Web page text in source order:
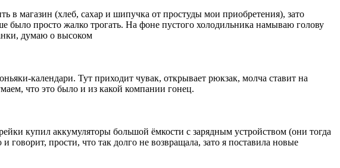
в магазин (хлеб, сахар и шипучка от простуды мои приобретения), зато
было просто жалко трогать. На фоне пустого холодильника намываю голову
думаю о высоком
календари. Тут приходит чувак, открывает рюкзак, молча ставит на
что это было и из какой компании гонец.
купил аккумуляторы большой ёмкости с зарядным устройством (они тогда
прости, что так долго не возвращала, зато я поставила новые